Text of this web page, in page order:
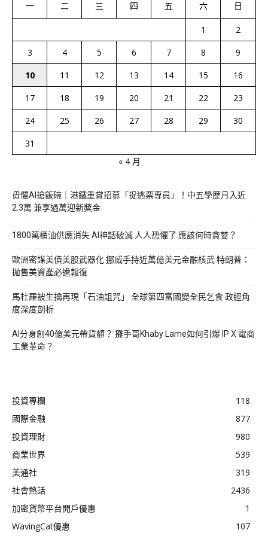
一 二 三 四 五 六 日
1
2
3
4 5 6 7 8
9
10
11 12 13 14 15
16
17
18 19 20 21 22
23
24
25 26 27 28 29
30
31
« 4 月
毋懼AI搶飯碗｜港鐵重賞招募「捉逃票專員」！中五學歷月入近
2.3萬 兼享過萬迎新獎金
1800萬桶油供應消失 AI神話破滅 人人恐懼了 應該何時貪婪？
歐洲密謀美債美股武器化 挪威手持近萬億美元金融核武 特朗普：
拋售美資產必遭報復
馬杜羅被生擒再現「石油詛咒」 全球第四富國變全民乞食 政經角
度深度剖析
AI分身創40億美元帶貨額？ 攤手哥Khaby Lame如何引爆 IP X 電商
工業革命？
投資專欄
118
國際金融
877
投資理財
980
商業世界
539
美通社
319
社會熱話
2436
加密貨幣平台開戶優惠
1
WavingCat優惠
107